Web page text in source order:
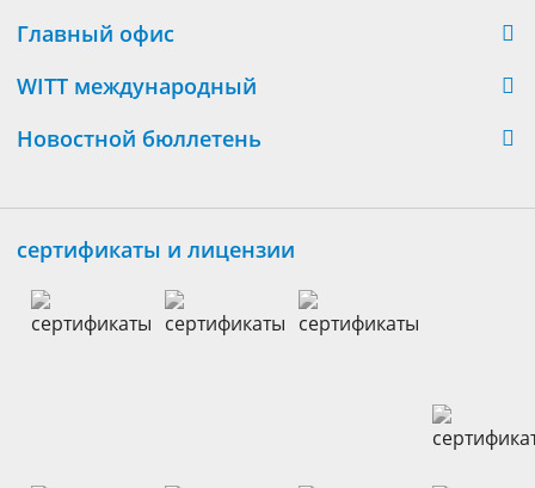
Главный офис
WITT международный
Новостной бюллетень
сертификаты и лицензии